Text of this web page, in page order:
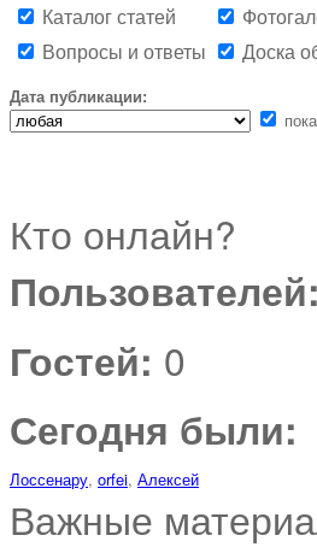
Каталог статей
Вопросы и ответы
Доска
Дата публикации:
Кто онлайн?
Пользователей:
Гостей: 0
Сегодня были:
Лоссенару, orfei, Алексей
Важные